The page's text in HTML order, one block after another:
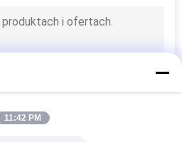
falownik
11:42 PM